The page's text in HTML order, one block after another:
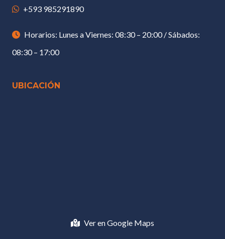
+593 985291890
Horarios: Lunes a Viernes: 08:30 – 20:00 / Sábados:
08:30 – 17:00
UBICACIÓN
Ver en Google Maps